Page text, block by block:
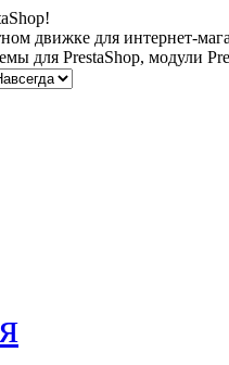
движке для интернет-
для PrestaShop, модули